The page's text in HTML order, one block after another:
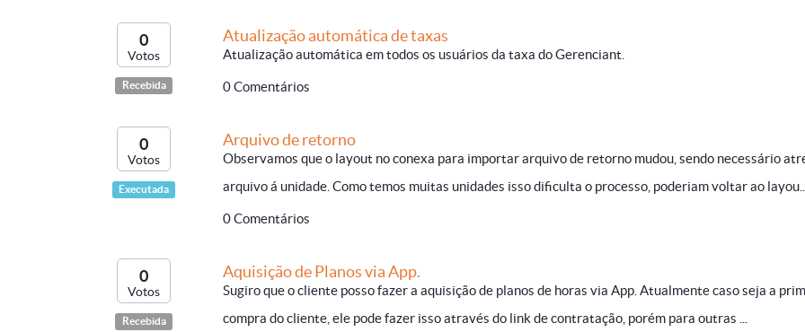
0
Votos
Recebida
Atualização automática de taxas
Atualização automática em todos os usuários da taxa do Gerenciant.
0 Comentários
0
Votos
Executada
Arquivo de retorno
Observamos que o layout no conexa para importar arquivo de retorno mudou, sendo necessário
arquivo á unidade. Como temos muitas unidades isso dificulta o processo, poderiam voltar ao layou...
0 Comentários
0
Votos
Recebida
Aquisição de Planos via App.
Sugiro que o cliente posso fazer a aquisição de planos de horas via App. Atualmente caso seja a
compra do cliente, ele pode fazer isso através do link de contratação, porém para outras ...